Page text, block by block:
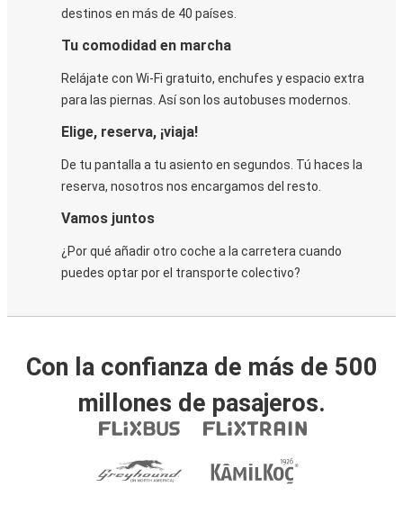
destinos en más de 40 países.
Tu comodidad en marcha
Relájate con Wi-Fi gratuito, enchufes y espacio extra
para las piernas. Así son los autobuses modernos.
Elige, reserva, ¡viaja!
De tu pantalla a tu asiento en segundos. Tú haces la
reserva, nosotros nos encargamos del resto.
Vamos juntos
¿Por qué añadir otro coche a la carretera cuando
puedes optar por el transporte colectivo?
Con la confianza de más de 500
millones de pasajeros.